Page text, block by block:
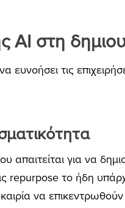
AI στη
τις
απαιτείται για να
repurpose το ήδη
να